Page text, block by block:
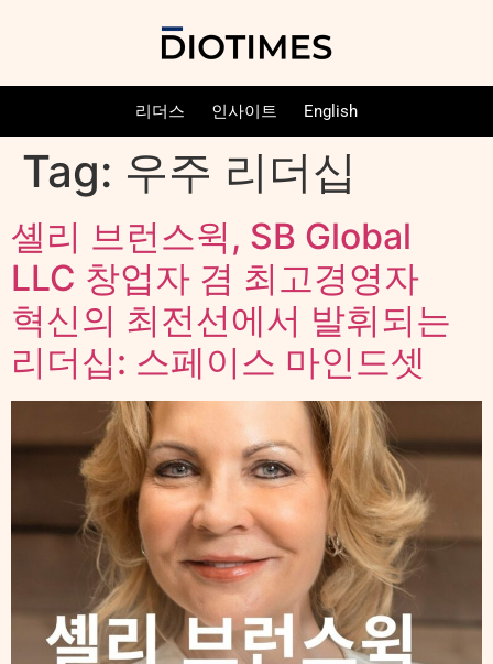
리더스 인사이트 English
Tag: 우주 리더십
셸리 브런스윅, SB Global
LLC 창업자 겸 최고경영자
혁신의 최전선에서 발휘되는
리더십: 스페이스 마인드셋